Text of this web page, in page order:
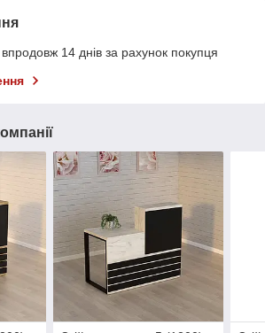
14 днів за рахунок покупця